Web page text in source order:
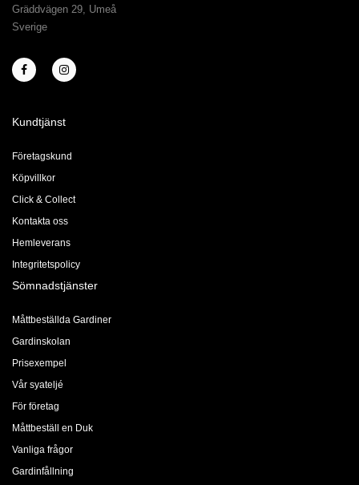
Gräddvägen 29, Umeå
Sverige
Kundtjänst
Företagskund
Köpvillkor
Click & Collect
Kontakta oss
Hemleverans
Integritetspolicy
Sömnadstjänster
Måttbeställda Gardiner
Gardinskolan
Prisexempel
Vår syateljé
För företag
Måttbeställ en Duk
Vanliga frågor
Gardinfållning